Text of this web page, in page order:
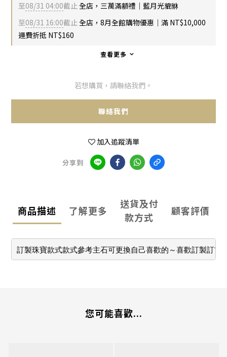
至08/31 04:00截止全店，三萬滿額禮｜藍月光貔貅
至08/31 16:00截止全店，8月全館購物優惠｜滿 NT$10,000
運費折抵 NT$160
查看更多
若想購買，請聯絡我們。
聯絡我們
加入追蹤清單
分享到
商品描述 了解更多
送貨及付
款方式
顧客評價
訂製珠寶款式款式參考主石可更換自己喜歡的～喜歡訂製訂
您可能喜歡...